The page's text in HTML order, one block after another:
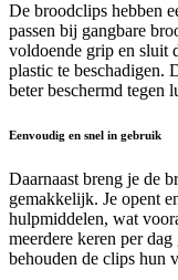
De broodclips hebben
passen bij gangbare
voldoende grip en sluit
plastic te beschadigen.
beter beschermd tegen
Eenvoudig en snel in gebruik
Daarnaast breng je de
gemakkelijk. Je opent
hulpmiddelen, wat
meerdere keren per
behouden de clips hun